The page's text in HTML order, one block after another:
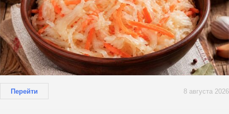
Перейти 8 августа 2026